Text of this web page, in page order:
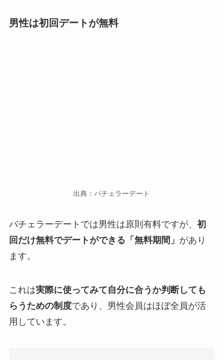
男性は初回デートが無料
出典：バチェラーデート
バチェラーデートでは男性は原則有料ですが、 初
回だけ無料でデートができる「無料期間」 があり
ます。
これは実際に使ってみて自分に合うか判断しても
らうための制度であり、男性会員はほぼ全員が活
用しています。